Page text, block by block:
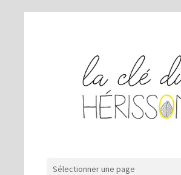
Sélectionner une page